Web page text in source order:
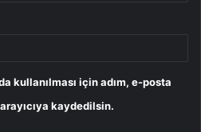
kullanılması için adım, e-posta
kaydedilsin.